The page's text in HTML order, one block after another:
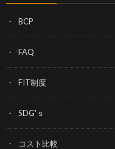
BCP
FAQ
FIT制度
SDG'ｓ
コスト比較